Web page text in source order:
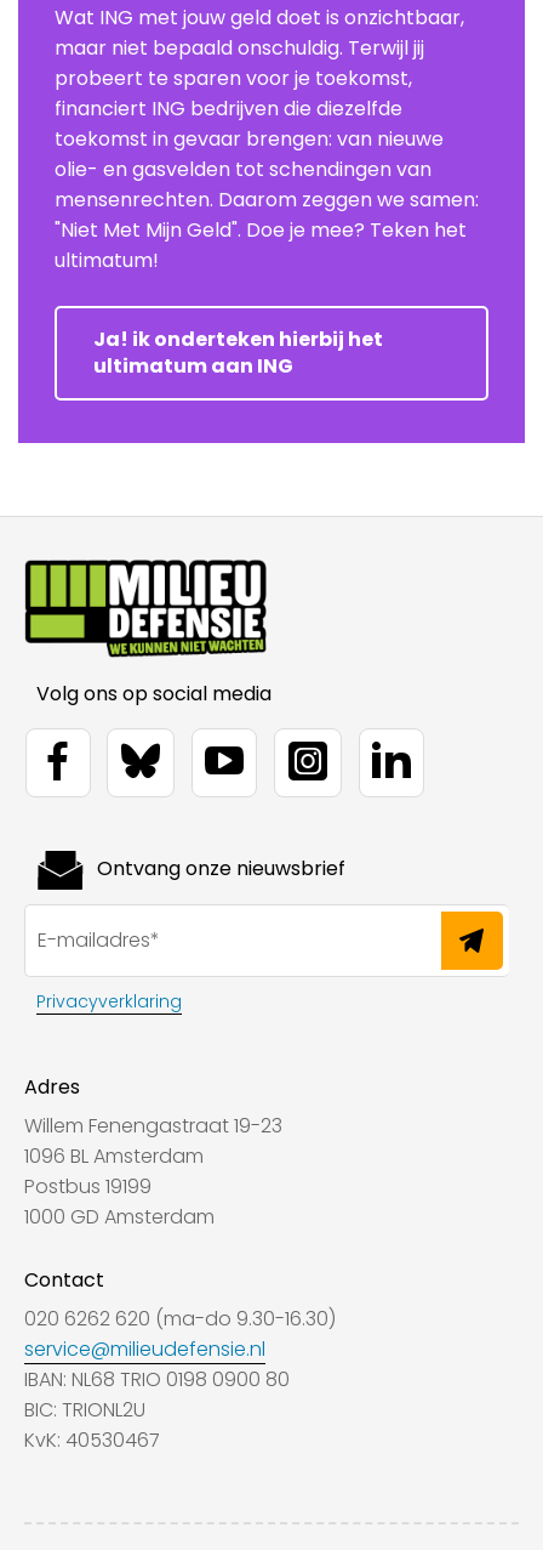
Wat ING met jouw geld doet is onzichtbaar,
maar niet bepaald onschuldig. Terwijl jij
probeert te sparen voor je toekomst,
financiert ING bedrijven die diezelfde
toekomst in gevaar brengen: van nieuwe
olie- en gasvelden tot schendingen van
mensenrechten. Daarom zeggen we samen:
"Niet Met Mijn Geld". Doe je mee? Teken het
ultimatum!
Ja! ik onderteken hierbij het
ultimatum aan ING
Volg ons op social media
Adres
Willem Fenengastraat 19-23
1096 BL Amsterdam
Postbus 19199
1000 GD Amsterdam
Contact
020 6262 620 (ma-do 9.30-16.30)
service@milieudefensie.nl
IBAN: NL68 TRIO 0198 0900 80
BIC: TRIONL2U
KvK: 40530467
Ontvang onze nieuwsbrief
Privacyverklaring